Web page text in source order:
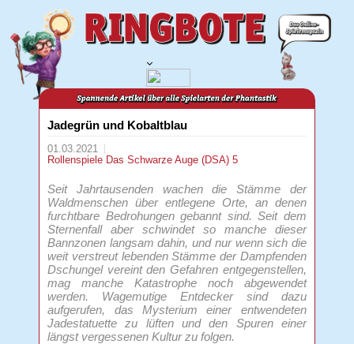
Jadegrün und Kobaltblau
01.03.2021
Rollenspiele Das Schwarze Auge (DSA) 5
Seit Jahrtausenden wachen die Stämme der
Waldmenschen über entlegene Orte, an denen
furchtbare Bedrohungen gebannt sind. Seit dem
Sternenfall aber schwindet so manche dieser
Bannzonen langsam dahin, und nur wenn sich die
weit verstreut lebenden Stämme der Dampfenden
Dschungel vereint den Gefahren entgegenstellen,
mag manche Katastrophe noch abgewendet
werden. Wagemutige Entdecker sind dazu
aufgerufen, das Mysterium einer entwendeten
Jadestatuette zu lüften und den Spuren einer
längst vergessenen Kultur zu folgen.